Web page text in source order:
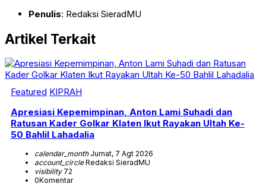
Penulis: Redaksi SieradMU
Artikel Terkait
Featured KIPRAH
Apresiasi Kepemimpinan, Anton Lami Suhadi dan
Ratusan Kader Golkar Klaten Ikut Rayakan Ultah Ke-
50 Bahlil Lahadalia
calendar_monthJumat, 7 Agt 2026
account_circleRedaksi SieradMU
visibility72
0Komentar